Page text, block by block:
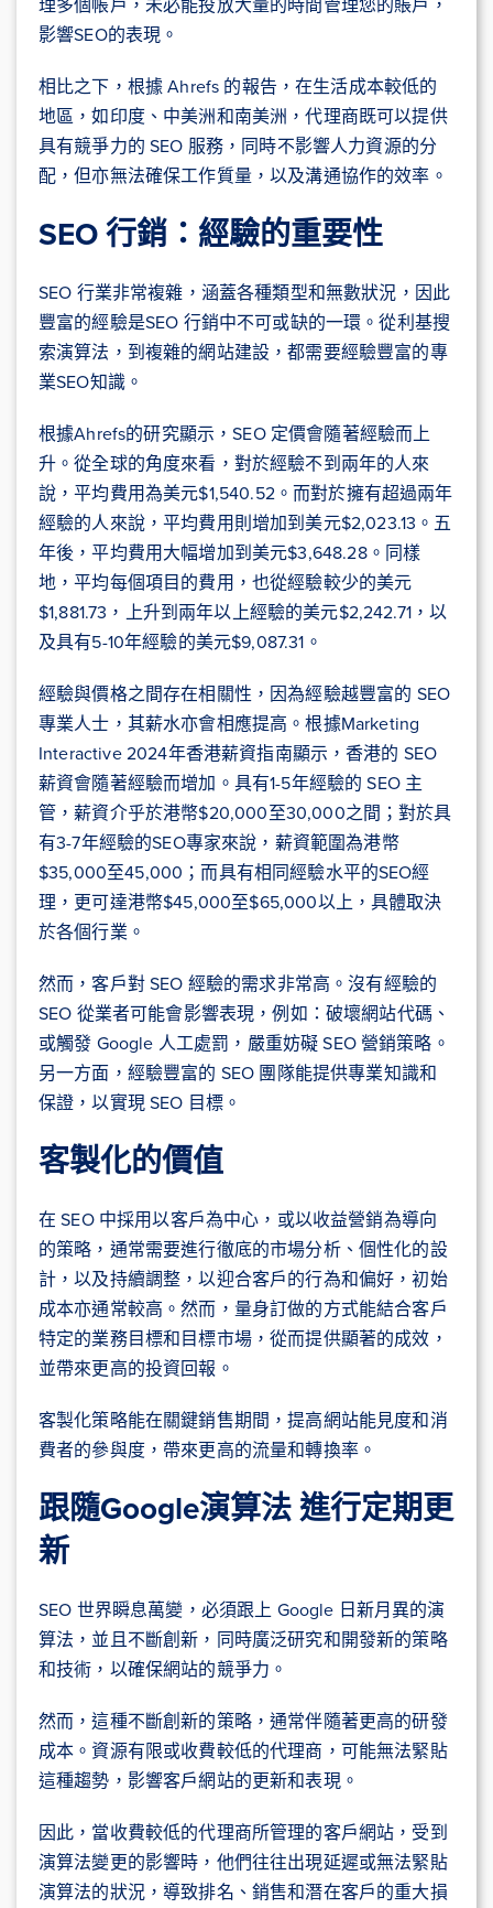
理多個帳戶，未必能投放大量的時間管理您的賬戶，
影響SEO的表現。
相比之下，根據 Ahrefs 的報告，在生活成本較低的
地區，如印度、中美洲和南美洲，代理商既可以提供
具有競爭力的 SEO 服務，同時不影響人力資源的分
配，但亦無法確保工作質量，以及溝通協作的效率。
SEO 行銷：經驗的重要性
SEO 行業非常複雜，涵蓋各種類型和無數狀況，因此
豐富的經驗是SEO 行銷中不可或缺的一環。從利基搜
索演算法，到複雜的網站建設，都需要經驗豐富的專
業SEO知識。
根據Ahrefs的研究顯示，SEO 定價會隨著經驗而上
升。從全球的角度來看，對於經驗不到兩年的人來
說，平均費用為美元$1,540.52。而對於擁有超過兩年
經驗的人來說，平均費用則增加到美元$2,023.13。五
年後，平均費用大幅增加到美元$3,648.28。同樣
地，平均每個項目的費用，也從經驗較少的美元
$1,881.73，上升到兩年以上經驗的美元$2,242.71，以
及具有5-10年經驗的美元$9,087.31。
經驗與價格之間存在相關性，因為經驗越豐富的 SEO
專業人士，其薪水亦會相應提高。根據Marketing
Interactive 2024年香港薪資指南顯示，香港的 SEO
薪資會隨著經驗而增加。具有1-5年經驗的 SEO 主
管，薪資介乎於港幣$20,000至30,000之間；對於具
有3-7年經驗的SEO專家來說，薪資範圍為港幣
$35,000至45,000；而具有相同經驗水平的SEO經
理，更可達港幣$45,000至$65,000以上，具體取決
於各個行業。
然而，客戶對 SEO 經驗的需求非常高。沒有經驗的
SEO 從業者可能會影響表現，例如：破壞網站代碼、
或觸發 Google 人工處罰，嚴重妨礙 SEO 營銷策略。
另一方面，經驗豐富的 SEO 團隊能提供專業知識和
保證，以實現 SEO 目標。
客製化的價值
在 SEO 中採用以客戶為中心，或以收益營銷為導向
的策略，通常需要進行徹底的市場分析、個性化的設
計，以及持續調整，以迎合客戶的行為和偏好，初始
成本亦通常較高。然而，量身訂做的方式能結合客戶
特定的業務目標和目標市場，從而提供顯著的成效，
並帶來更高的投資回報。
客製化策略能在關鍵銷售期間，提高網站能見度和消
費者的參與度，帶來更高的流量和轉換率。
跟隨Google演算法 進行定期更
新
SEO 世界瞬息萬變，必須跟上 Google 日新月異的演
算法，並且不斷創新，同時廣泛研究和開發新的策略
和技術，以確保網站的競爭力。
然而，這種不斷創新的策略，通常伴隨著更高的研發
成本。資源有限或收費較低的代理商，可能無法緊貼
這種趨勢，影響客戶網站的更新和表現。
因此，當收費較低的代理商所管理的客戶網站，受到
演算法變更的影響時，他們往往出現延遲或無法緊貼
演算法的狀況，導致排名、銷售和潛在客戶的重大損